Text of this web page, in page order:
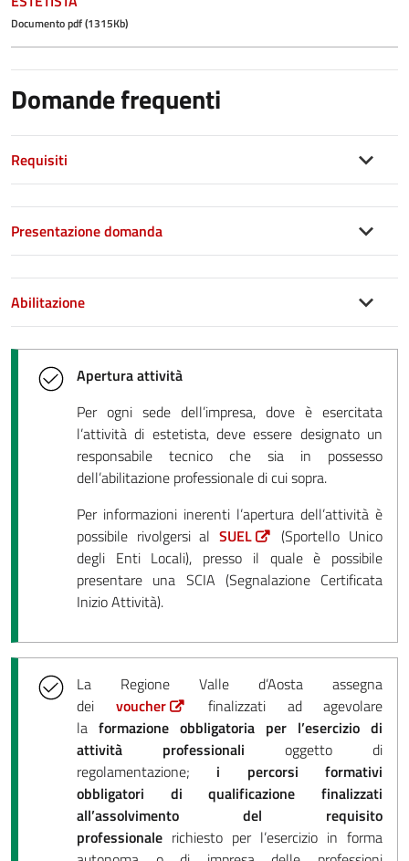
Documento pdf (1315Kb)
Domande frequenti
Requisiti
Presentazione domanda
Abilitazione
Apertura attività
Per ogni sede dell’impresa, dove è esercitata
l’attività di estetista, deve essere designato un
responsabile tecnico che sia in possesso
dell’abilitazione professionale di cui sopra.
Per informazioni inerenti l’apertura dell’attività è
possibile rivolgersi al SUEL
(Sportello Unico
degli Enti Locali), presso il quale è possibile
presentare una SCIA (Segnalazione Certificata
Inizio Attività).
La Regione Valle d’Aosta assegna
dei
voucher
finalizzati ad agevolare
la formazione obbligatoria per l’esercizio di
attività professionali oggetto di
regolamentazione; i percorsi formativi
obbligatori di qualificazione finalizzati
all’assolvimento del requisito
professionale richiesto per l’esercizio in forma